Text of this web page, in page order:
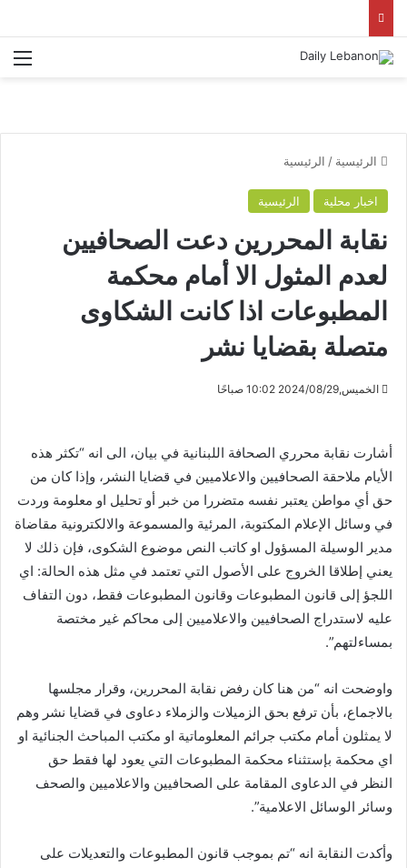
الرئيسية / الرئيسية
اخبار محلية الرئيسية
نقابة المحررين دعت الصحافيين
لعدم المثول الا أمام محكمة
المطبوعات اذا كانت الشكاوى
متصلة بقضايا نشر
الخميس,2024/08/29 10:02 صباحًا
أشارت نقابة محرري الصحافة اللبنانية في بيان، الى انه “تكثر هذه
الأيام ملاحقة الصحافيين والاعلاميين في قضايا النشر، وإذا كان من
حق أي مواطن يعتبر نفسه متضررا من خبر أو تحليل او معلومة وردت
في وسائل الإعلام المكتوبة، المرئية والمسموعة والالكترونية مقاضاة
مدير الوسيلة المسؤول او كاتب النص موضوع الشكوى، فإن ذلك لا
يعني إطلاقا الخروج على الأصول التي تعتمد في مثل هذه الحالة: اي
اللجؤ إلى قانون المطبوعات وقانون المطبوعات فقط، دون التفاف
عليه لاستدراج الصحافيين والاعلاميين إلى محاكم غير مختصة
بمساءلتهم”.
واوضحت انه “من هنا كان رفض نقابة المحررين، وقرار مجلسها
بالاجماع، بأن ترفع بحق الزميلات والزملاء دعاوى في قضايا نشر وهم
لا يمثلون أمام مكتب جرائم المعلوماتية او مكتب المباحث الجنائية او
اي محكمة بإستثناء محكمة المطبوعات التي يعود لها فقط حق
النظر في الدعاوى المقامة على الصحافيين والاعلاميين والصحف
وسائر الوسائل الاعلامية”.
وأكدت النقابة انه “تم بموجب قانون المطبوعات والتعديلات على